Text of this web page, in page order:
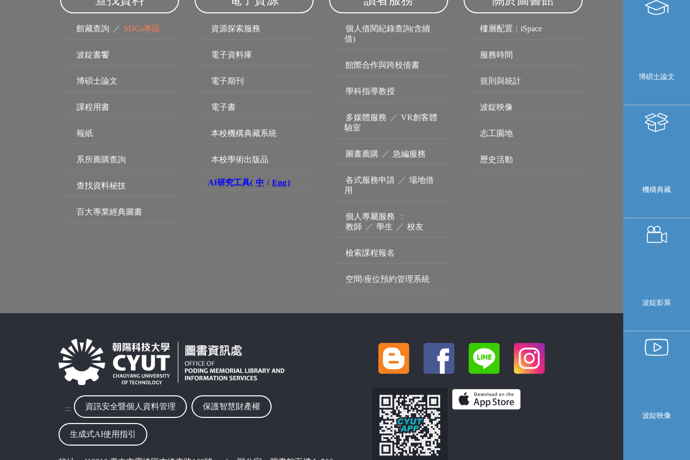
博碩士論文
機構典藏
波錠影展
波錠映像
館藏查詢 ／ SDGs專區
波錠書饗
博碩士論文
課程用書
報紙
系所薦購查詢
查找資料秘技
百大專業經典圖書
資源探索服務
電子資料庫
電子期刊
電子書
本校機構典藏系統
本校學術出版品
AI研究工具( 中 / Eng)
個人借閱紀錄查詢(含續
借)
館際合作與跨校借書
學科指導教授
多媒體服務 ／ VR創客體
驗室
圖書薦購 ／ 急編服務
各式服務申請 ／ 場地借
用
個人專屬服務
：
教師
／ 學生 ／ 校友
檢索課程報名
空間/座位預約管理系統
樓層配置 | iSpace
服務時間
規則與統計
波錠映像
志工園地
歷史活動
::: 資訊安全暨個人資料管理 保護智慧財產權
生成式AI使用指引